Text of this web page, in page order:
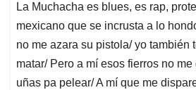
La Muchacha es blues, es rap,
mexicano que se incrusta a lo
no me azara su pistola/ yo también
matar/ Pero a mí esos fierros no
uñas pa pelear/ A mí que me